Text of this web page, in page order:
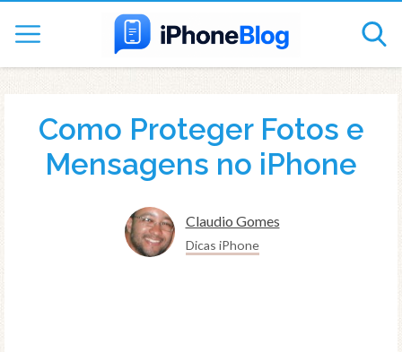
Como Proteger Fotos e
Mensagens no iPhone
Claudio Gomes
Dicas iPhone